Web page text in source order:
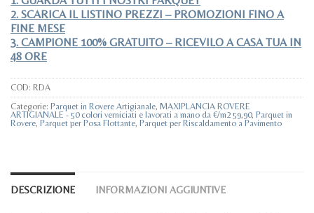
2. SCARICA IL LISTINO PREZZI – PROMOZIONI FINO A
FINE MESE
3. CAMPIONE 100% GRATUITO – RICEVILO A CASA TUA IN
48 ORE
COD: RDA
Categorie: Parquet in Rovere Artigianale, MAXIPLANCIA ROVERE
ARTIGIANALE - 50 colori verniciati e lavorati a mano da €/m2 59,90, Parquet in
Rovere, Parquet per Posa Flottante, Parquet per Riscaldamento a Pavimento
DESCRIZIONE INFORMAZIONI AGGIUNTIVE